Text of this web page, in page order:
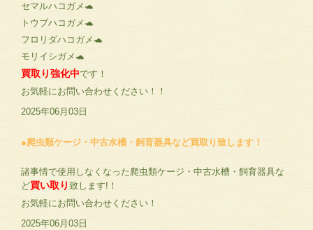
セマルハコガメ🐢
トウブハコガメ🐢
フロリダハコガメ🐢
モリイシガメ🐢
買取り強化中です！
お気軽にお問い合わせください！！
2025年06月03日
●爬虫類ケージ・中古水槽・飼育器具など買取り致します！
諸事情で使用しなくなった爬虫類ケージ・中古水槽・飼育器具な
ど買い取り 致します!！
お気軽にお問い合わせください！
2025年06月03日